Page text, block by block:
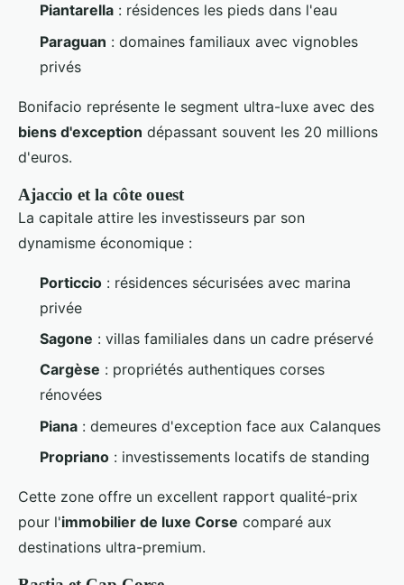
Piantarella : résidences les pieds dans l'eau
Paraguan : domaines familiaux avec vignobles
privés
Bonifacio représente le segment ultra-luxe avec des
biens d'exception dépassant souvent les 20 millions
d'euros.
Ajaccio et la côte ouest
La capitale attire les investisseurs par son
dynamisme économique :
Porticcio : résidences sécurisées avec marina
privée
Sagone : villas familiales dans un cadre préservé
Cargèse : propriétés authentiques corses
rénovées
Piana : demeures d'exception face aux Calanques
Propriano : investissements locatifs de standing
Cette zone offre un excellent rapport qualité-prix
pour l'immobilier de luxe Corse comparé aux
destinations ultra-premium.